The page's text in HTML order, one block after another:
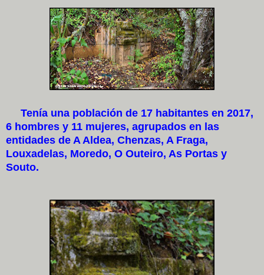
Tenía una población de 17 habitantes en 2017,
6 hombres y 11 mujeres,​ agrupados en las
entidades de A Aldea, Chenzas, A Fraga,
Louxadelas, Moredo, O Outeiro, As Portas y
Souto.